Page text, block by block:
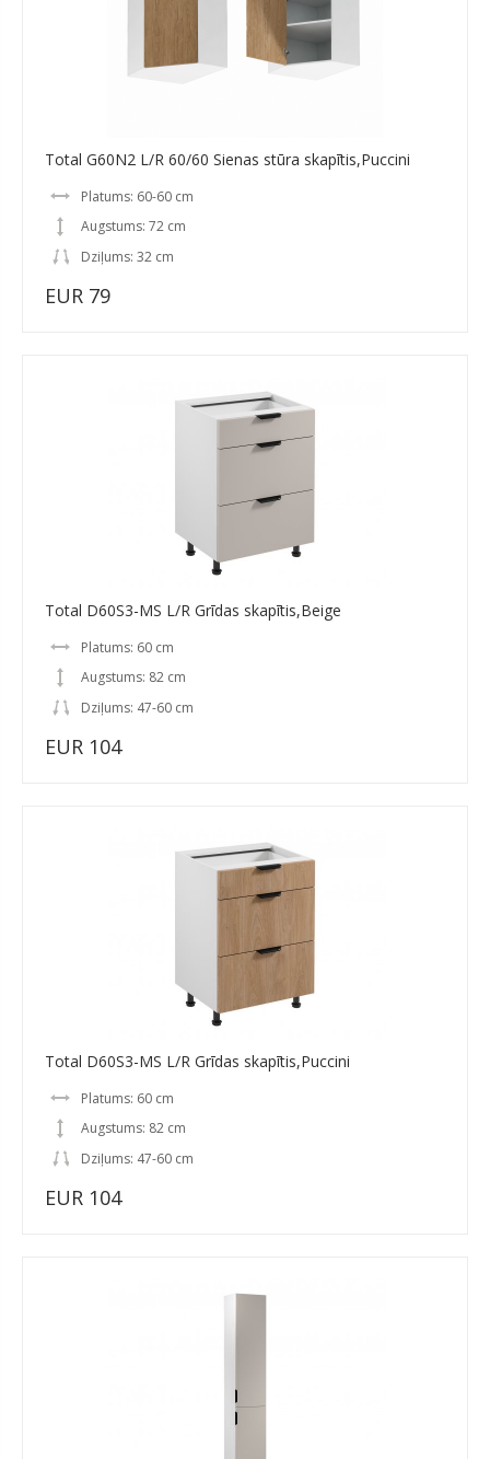
Total G60N2 L/R 60/60 Sienas stūra skapītis,Puccini
Platums: 60-60 cm
Augstums: 72 cm
Dziļums: 32 cm
EUR 79
Total D60S3-MS L/R Grīdas skapītis,Beige
Platums: 60 cm
Augstums: 82 cm
Dziļums: 47-60 cm
EUR 104
Total D60S3-MS L/R Grīdas skapītis,Puccini
Platums: 60 cm
Augstums: 82 cm
Dziļums: 47-60 cm
EUR 104